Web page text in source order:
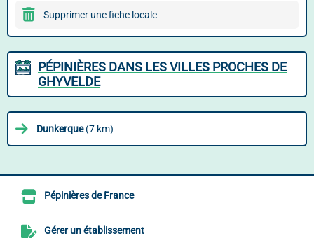
Supprimer une fiche locale
PÉPINIÈRES DANS LES VILLES PROCHES DE
GHYVELDE
Dunkerque(7 km)
Pépinières de France
Gérer un établissement